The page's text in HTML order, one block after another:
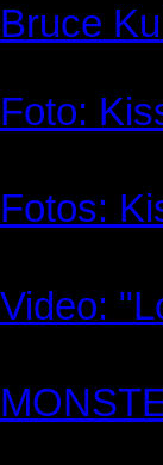
Bruce
Foto:
Fotos:
Video: